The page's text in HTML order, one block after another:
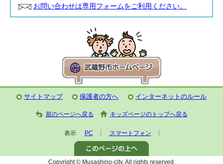
お問い合わせは専用フォームをご利用ください。
サイトマップ 保護者の方へ インターネットのルール
前のページへ戻る キッズページのトップへ戻る
表示 PC スマートフォン
Copyright © Musashino-city. All rights reserved.